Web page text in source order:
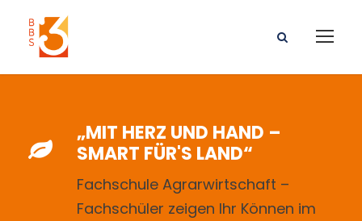
„MIT HERZ UND HAND –
SMART FÜR'S LAND“
Fachschule Agrarwirtschaft –
Fachschüler zeigen Ihr Können im